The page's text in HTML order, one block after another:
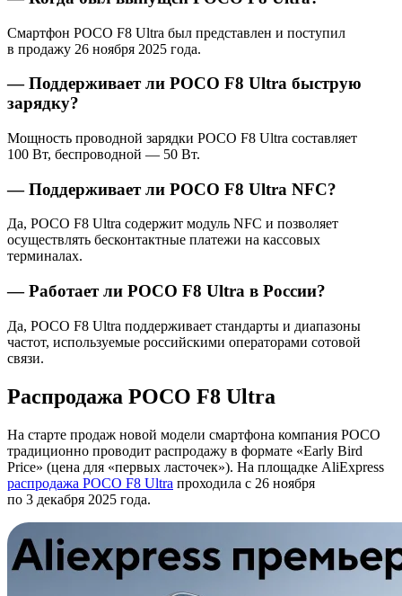
Смартфон POCO F8 Ultra был представлен и поступил
в продажу 26 ноября 2025 года.
— Поддерживает ли POCO F8 Ultra быструю
зарядку?
Мощность проводной зарядки POCO F8 Ultra составляет
100 Вт, беспроводной — 50 Вт.
— Поддерживает ли POCO F8 Ultra NFC?
Да, POCO F8 Ultra содержит модуль NFC и позволяет
осуществлять бесконтактные платежи на кассовых
терминалах.
— Работает ли POCO F8 Ultra в России?
Да, POCO F8 Ultra поддерживает стандарты и диапазоны
частот, используемые российскими операторами сотовой
связи.
Распродажа POCO F8 Ultra
На старте продаж новой модели смартфона компания POCO
традиционно проводит распродажу в формате «Early Bird
Price» (цена для «первых ласточек»). На площадке AliExpress
распродажа POCO F8 Ultra проходила с 26 ноября
по 3 декабря 2025 года.